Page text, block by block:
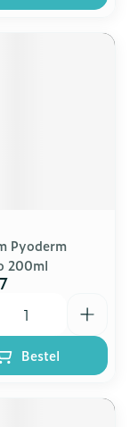
Pyoderm
200ml
Bestel